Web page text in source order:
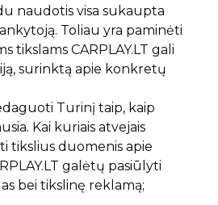
naudotis visa sukaupta
Toliau yra paminėti
tikslams CARPLAY.LT gali
surinktą apie konkretų
Turinį taip, kaip
Kai kuriais atvejais
tikslius duomenis apie
galėtų pasiūlyti
bei tikslinę reklamą;